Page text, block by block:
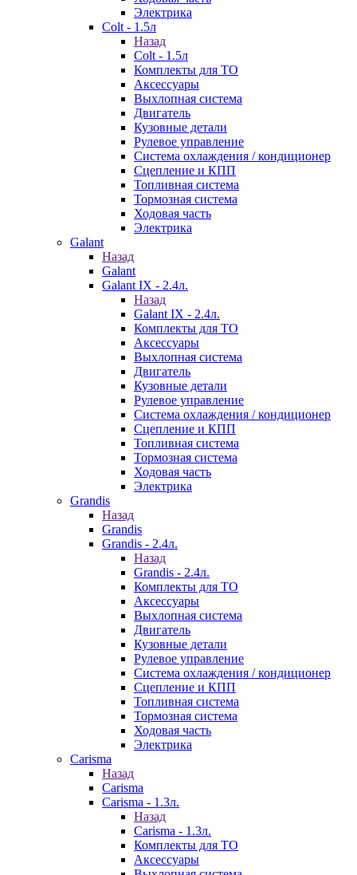
Электрика
Colt - 1.5л
Назад
Colt - 1.5л
Комплекты для ТО
Аксессуары
Выхлопная система
Двигатель
Кузовные детали
Рулевое управление
Система охлаждения / кондиционер
Сцепление и КПП
Топливная система
Тормозная система
Ходовая часть
Электрика
Galant
Назад
Galant
Galant IX - 2.4л.
Назад
Galant IX - 2.4л.
Комплекты для ТО
Аксессуары
Выхлопная система
Двигатель
Кузовные детали
Рулевое управление
Система охлаждения / кондиционер
Сцепление и КПП
Топливная система
Тормозная система
Ходовая часть
Электрика
Grandis
Назад
Grandis
Grandis - 2.4л.
Назад
Grandis - 2.4л.
Комплекты для ТО
Аксессуары
Выхлопная система
Двигатель
Кузовные детали
Рулевое управление
Система охлаждения / кондиционер
Сцепление и КПП
Топливная система
Тормозная система
Ходовая часть
Электрика
Carisma
Назад
Carisma
Carisma - 1.3л.
Назад
Carisma - 1.3л.
Комплекты для ТО
Аксессуары